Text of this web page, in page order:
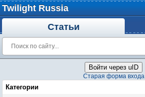
Twilight Russia
Статьи
Войти через uID
Старая форма входа
Категории